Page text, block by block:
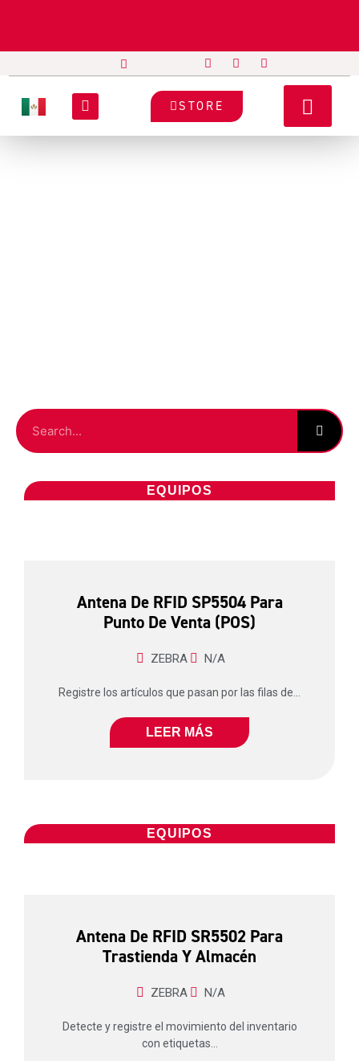
STORE
EQUIPOS
Antena De RFID SP5504 Para
Punto De Venta (POS)
ZEBRA N/A
Registre los artículos que pasan por las filas de...
LEER MÁS
EQUIPOS
Antena De RFID SR5502 Para
Trastienda Y Almacén
ZEBRA N/A
Detecte y registre el movimiento del inventario
con etiquetas...